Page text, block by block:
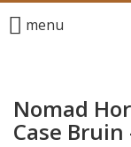
menu
Nomad
Case